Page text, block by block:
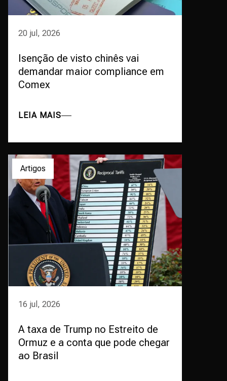
20 jul, 2026
Isenção de visto chinês vai
demandar maior compliance em
Comex
LEIA MAIS
Artigos
16 jul, 2026
A taxa de Trump no Estreito de
Ormuz e a conta que pode chegar
ao Brasil